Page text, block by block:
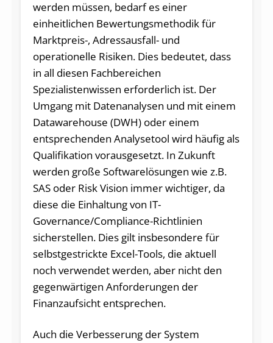
werden müssen, bedarf es einer
einheitlichen Bewertungsmethodik für
Marktpreis-, Adressausfall- und
operationelle Risiken. Dies bedeutet, dass
in all diesen Fachbereichen
Spezialistenwissen erforderlich ist. Der
Umgang mit Datenanalysen und mit einem
Datawarehouse (DWH) oder einem
entsprechenden Analysetool wird häufig als
Qualifikation vorausgesetzt. In Zukunft
werden große Softwarelösungen wie z.B.
SAS oder Risk Vision immer wichtiger, da
diese die Einhaltung von IT-
Governance/Compliance-Richtlinien
sicherstellen. Dies gilt insbesondere für
selbstgestrickte Excel-Tools, die aktuell
noch verwendet werden, aber nicht den
gegenwärtigen Anforderungen der
Finanzaufsicht entsprechen.
Auch die Verbesserung der System